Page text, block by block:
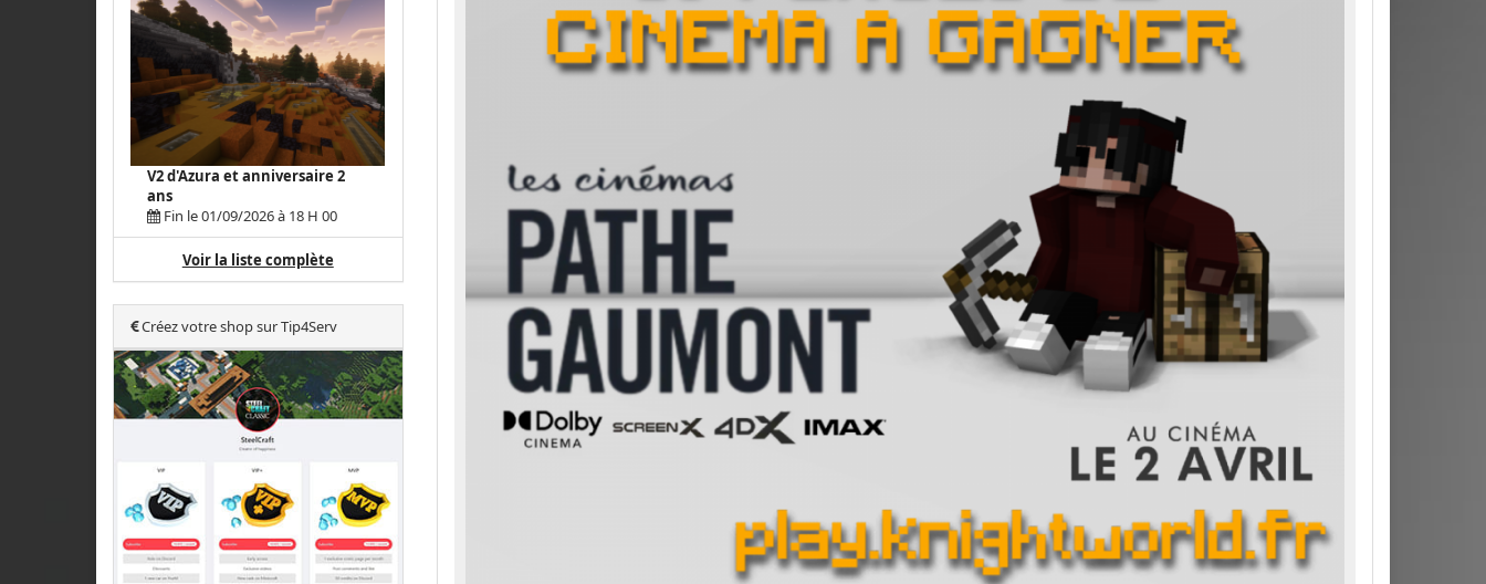
V2 d'Azura et anniversaire 2
ans
Fin le 01/09/2026 à 18 H 00
Voir la liste complète
Créez votre shop sur Tip4Serv